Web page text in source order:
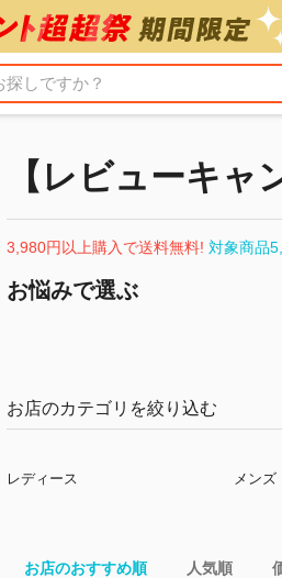
【レビューキ
3,980円以上購入で送料無料! 対象商品
お悩みで選ぶ
お店のカテゴリを絞り込む
レディース メンズ
お店のおすすめ順 人気順